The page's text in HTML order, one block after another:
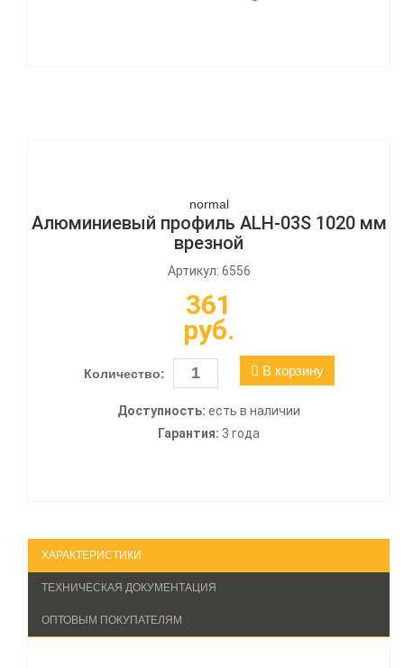
normal
Алюминиевый профиль ALH-03S 1020 мм
врезной
Артикул: 6556
361
руб.
Количество: В корзину
Доступность: есть в наличии
Гарантия: 3 года
ХАРАКТЕРИСТИКИ
ТЕХНИЧЕСКАЯ ДОКУМЕНТАЦИЯ
ОПТОВЫМ ПОКУПАТЕЛЯМ